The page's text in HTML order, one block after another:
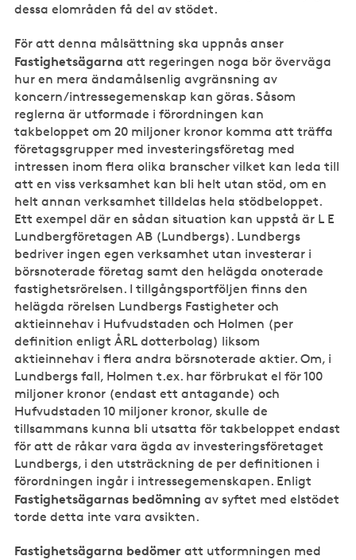
dessa elområden få del av stödet.
För att denna målsättning ska uppnås anser
Fastighetsägarna att regeringen noga bör överväga
hur en mera ändamålsenlig avgränsning av
koncern/intressegemenskap kan göras. Såsom
reglerna är utformade i förordningen kan
takbeloppet om 20 miljoner kronor komma att träffa
företagsgrupper med investeringsföretag med
intressen inom flera olika branscher vilket kan leda till
att en viss verksamhet kan bli helt utan stöd, om en
helt annan verksamhet tilldelas hela stödbeloppet.
Ett exempel där en sådan situation kan uppstå är L E
Lundbergföretagen AB (Lundbergs). Lundbergs
bedriver ingen egen verksamhet utan investerar i
börsnoterade företag samt den helägda onoterade
fastighetsrörelsen. I tillgångsportföljen finns den
helägda rörelsen Lundbergs Fastigheter och
aktieinnehav i Hufvudstaden och Holmen (per
definition enligt ÅRL dotterbolag) liksom
aktieinnehav i flera andra börsnoterade aktier. Om, i
Lundbergs fall, Holmen t.ex. har förbrukat el för 100
miljoner kronor (endast ett antagande) och
Hufvudstaden 10 miljoner kronor, skulle de
tillsammans kunna bli utsatta för takbeloppet endast
för att de råkar vara ägda av investeringsföretaget
Lundbergs, i den utsträckning de per definitionen i
förordningen ingår i intressegemenskapen. Enligt
Fastighetsägarnas bedömning av syftet med elstödet
torde detta inte vara avsikten.
Fastighetsägarna bedömer att utformningen med